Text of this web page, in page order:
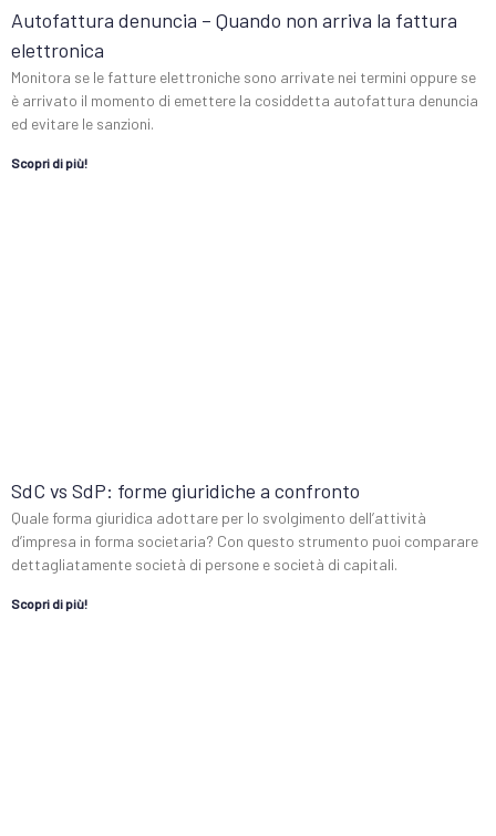
Autofattura denuncia – Quando non arriva la fattura
elettronica
Monitora se le fatture elettroniche sono arrivate nei termini oppure se
è arrivato il momento di emettere la cosiddetta autofattura denuncia
ed evitare le sanzioni.
Scopri di più!
SdC vs SdP: forme giuridiche a confronto
Quale forma giuridica adottare per lo svolgimento dell’attività
d’impresa in forma societaria? Con questo strumento puoi comparare
dettagliatamente società di persone e società di capitali.
Scopri di più!